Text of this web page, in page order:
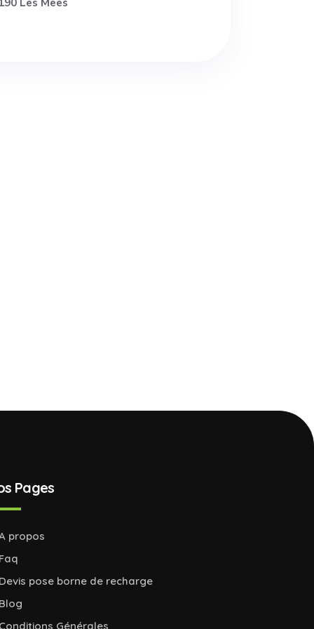
Les Mees
Pages
propos
pose borne de recharge
Générales